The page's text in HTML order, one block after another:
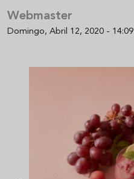
Webmaster
Domingo, Abril 12, 2020 - 14:09